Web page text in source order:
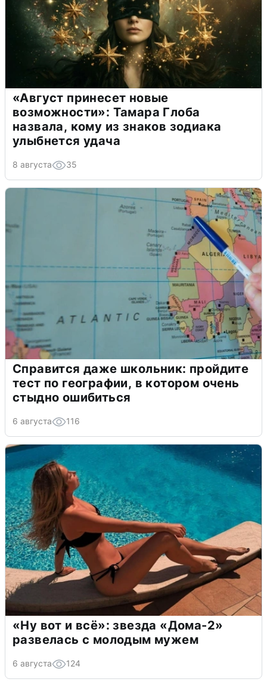
«Август принесет новые
возможности»: Тамара Глоба
назвала, кому из знаков зодиака
улыбнется удача
8 августа 35
Справится даже школьник: пройдите
тест по географии, в котором очень
стыдно ошибиться
6 августа 116
«Ну вот и всё»: звезда «Дома-2»
развелась с молодым мужем
6 августа 124